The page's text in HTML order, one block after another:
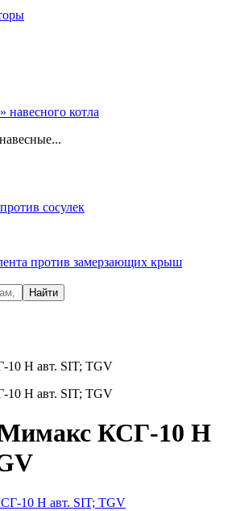
навесного котла
сосулек
против замерзающих крыш
10 Н авт. SIT; TGV
10 Н авт. SIT; TGV
Мимакс КСГ-10 Н